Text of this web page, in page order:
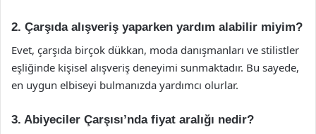
2. Çarşıda alışveriş yaparken yardım alabilir miyim?
Evet, çarşıda birçok dükkan, moda danışmanları ve stilistler
eşliğinde kişisel alışveriş deneyimi sunmaktadır. Bu sayede,
en uygun elbiseyi bulmanızda yardımcı olurlar.
3. Abiyeciler Çarşısı’nda fiyat aralığı nedir?